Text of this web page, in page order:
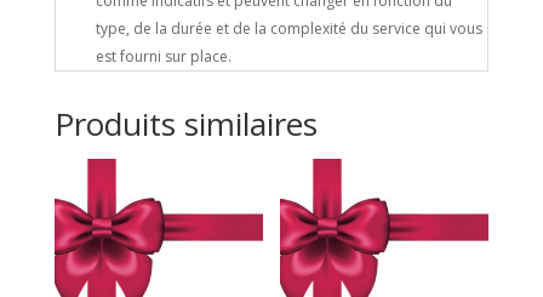
Produits similaires